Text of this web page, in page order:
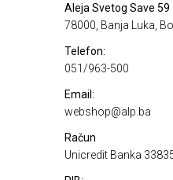
Aleja Svetog Save 59
78000, Banja Luka,
Telefon:
051/963-500
Email:
webshop@alp.ba
Račun
Unicredit Banka